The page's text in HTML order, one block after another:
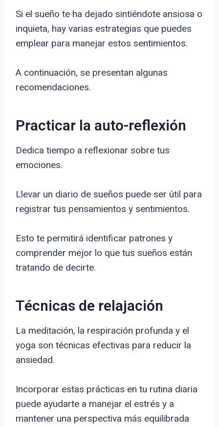
Si el sueño te ha dejado sintiéndote ansiosa o
inquieta, hay varias estrategias que puedes
emplear para manejar estos sentimientos.
A continuación, se presentan algunas
recomendaciones.
Practicar la auto-reflexión
Dedica tiempo a reflexionar sobre tus
emociones.
Llevar un diario de sueños puede ser útil para
registrar tus pensamientos y sentimientos.
Esto te permitirá identificar patrones y
comprender mejor lo que tus sueños están
tratando de decirte.
Técnicas de relajación
La meditación, la respiración profunda y el
yoga son técnicas efectivas para reducir la
ansiedad.
Incorporar estas prácticas en tu rutina diaria
puede ayudarte a manejar el estrés y a
mantener una perspectiva más equilibrada